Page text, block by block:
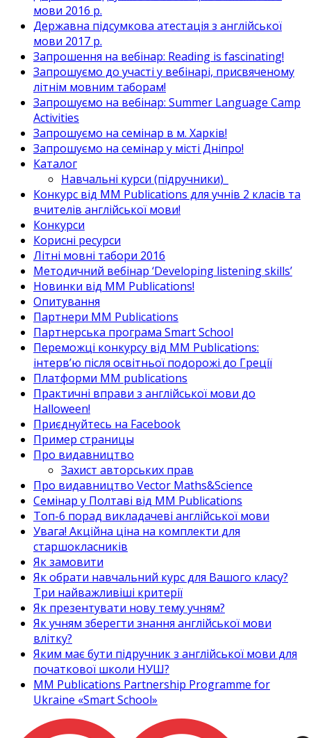
мови 2016 р.
Державна підсумкова атестація з англійської
мови 2017 р.
Запрошення на вебінар: Reading is fascinating!
Запрошуємо до участі у вебінарі, присвяченому
літнім мовним таборам!
Запрошуємо на вебінар: Summer Language Camp
Activities
Запрошуємо на семінар в м. Харків!
Запрошуємо на семінар у місті Дніпро!
Каталог
Навчальні курси (підручники)_
Конкурс від MM Publications для учнів 2 класів та
вчителів англійської мови!
Конкурси
Корисні ресурси
Літні мовні табори 2016
Методичний вебінар ‘Developing listening skills’
Новинки від MM Publications!
Опитування
Партнери MM Publications
Партнерська програма Smart School
Переможці конкурсу від MM Publications:
інтерв’ю після освітньої подорожі до Греції
Платформи MM publications
Практичні вправи з англійської мови до
Halloween!
Приєднуйтесь на Facebook
Пример страницы
Про видавництво
Захист авторських прав
Про видавництво Vector Maths&Science
Семінар у Полтаві від MM Publications
Топ-6 порад викладачеві англійської мови
Увага! Акційна ціна на комплекти для
старшокласників
Як замовити
Як обрати навчальний курс для Вашого класу?
Три найважливіші критерії
Як презентувати нову тему учням?
Як учням зберегти знання англійської мови
влітку?
Яким має бути підручник з англійської мови для
початкової школи НУШ?
MM Publications Partnership Programme for
Ukraine «Smart School»